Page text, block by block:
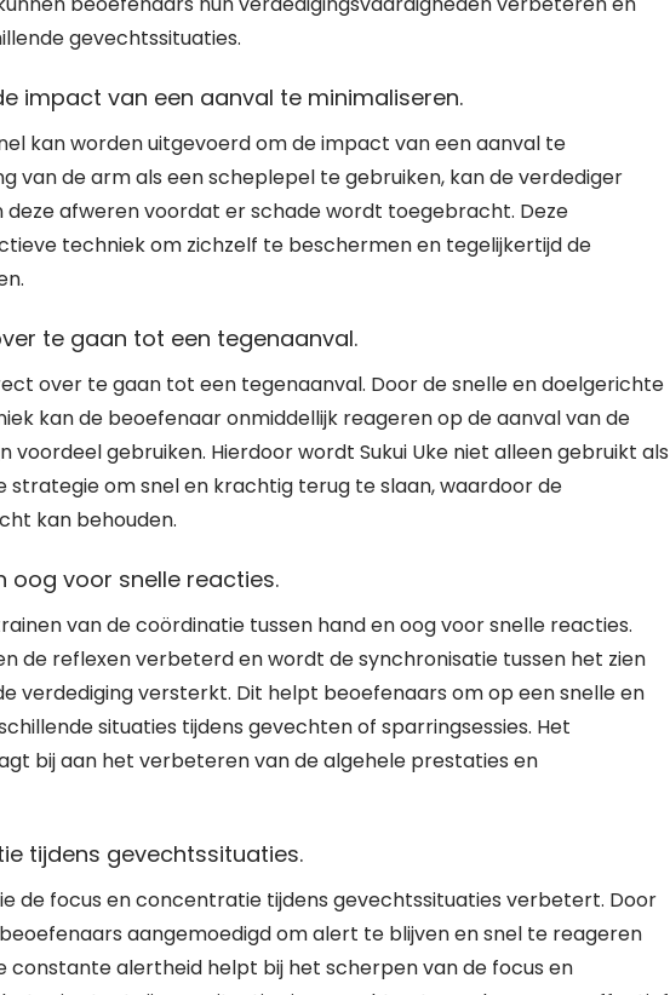
gevechtssituaties.
impact van een aanval te minimaliseren.
kan worden uitgevoerd om de impact van een aanval te
van de arm als een scheplepel te gebruiken, kan de verdediger
deze afweren voordat er schade wordt toegebracht. Deze
techniek om zichzelf te beschermen en tegelijkertijd de
te gaan tot een tegenaanval.
over te gaan tot een tegenaanval. Door de snelle en doelgerichte
kan de beoefenaar onmiddellijk reageren op de aanval van de
gebruiken. Hierdoor wordt Sukui Uke niet alleen gebruikt als
om snel en krachtig terug te slaan, waardoor de
kan behouden.
oog voor snelle reacties.
van de coördinatie tussen hand en oog voor snelle reacties.
de reflexen verbeterd en wordt de synchronisatie tussen het zien
verdediging versterkt. Dit helpt beoefenaars om op een snelle en
situaties tijdens gevechten of sparringsessies. Het
bij aan het verbeteren van de algehele prestaties en
tijdens gevechtssituaties.
de focus en concentratie tijdens gevechtssituaties verbetert. Door
aangemoedigd om alert te blijven en snel te reageren
constante alertheid helpt bij het scherpen van de focus en